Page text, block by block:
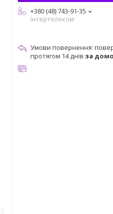
+380 (48) 743-91-35
Інтертелеком
протягом 14 днів за